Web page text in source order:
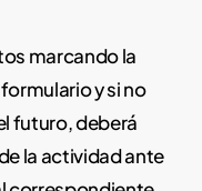
marcando la
y si no
futuro, deberá
la actividad ante